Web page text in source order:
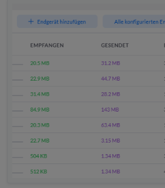
und da fehlt dann immer ein AP